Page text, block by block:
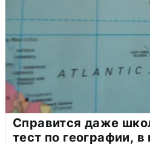
Справится даже
тест по географии,